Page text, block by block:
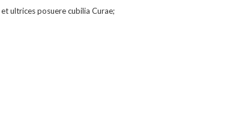
ultrices posuere cubilia Curae;